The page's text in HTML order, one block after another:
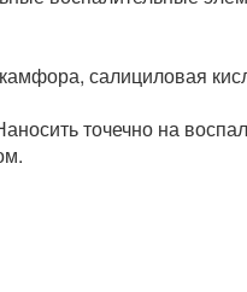
салициловая
точечно на